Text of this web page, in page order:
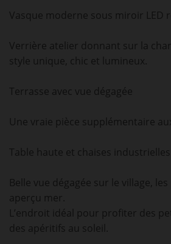
Vasque moderne sous miroir LED
Verrière atelier donnant sur la
style unique, chic et lumineux.
Terrasse avec vue dégagée
Une vraie pièce supplémentaire
Table haute et chaises
Belle vue dégagée sur le village,
aperçu mer.
L’endroit idéal pour profiter des
des apéritifs au soleil.